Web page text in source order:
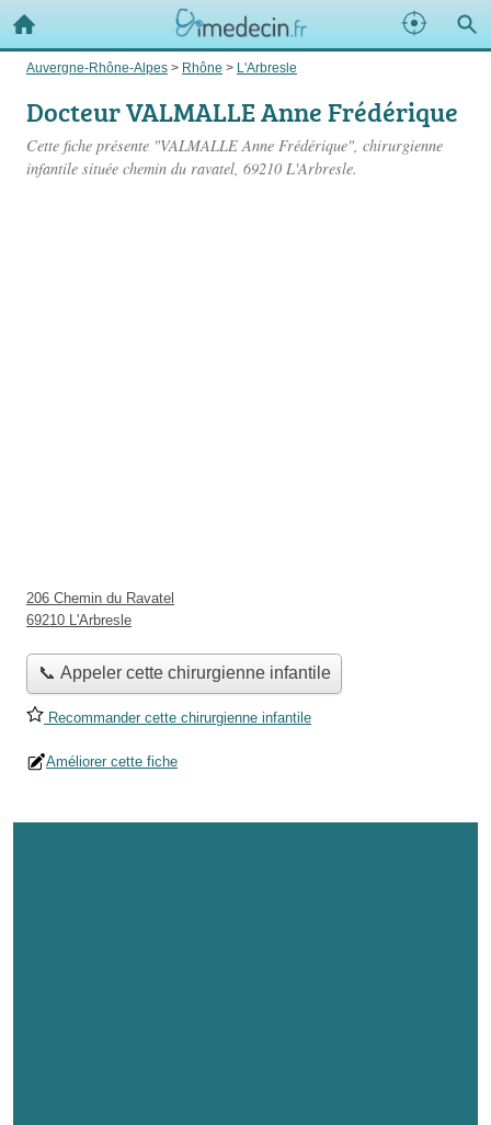
Auvergne-Rhône-Alpes > Rhône > L'Arbresle
Docteur VALMALLE Anne Frédérique
Cette fiche présente "VALMALLE Anne Frédérique", chirurgienne
infantile située chemin du ravatel, 69210 L'Arbresle.
206 Chemin du Ravatel
69210 L'Arbresle
📞 Appeler cette chirurgienne infantile
Recommander cette chirurgienne infantile
Améliorer cette fiche